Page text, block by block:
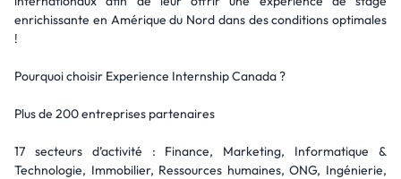
enrichissante en Amérique du Nord dans des conditions optimales
!
Pourquoi choisir Experience Internship Canada ?
Plus de 200 entreprises partenaires
17 secteurs d’activité : Finance, Marketing, Informatique &
Technologie, Immobilier, Ressources humaines, ONG, Ingénierie,